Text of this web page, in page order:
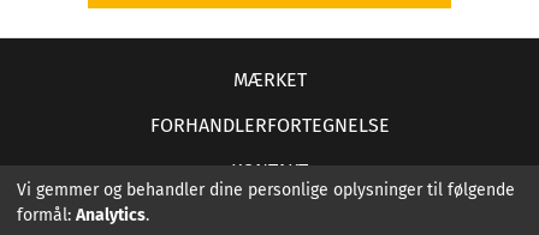
MÆRKET
FORHANDLERFORTEGNELSE
KONTAKT
Vi gemmer og behandler dine personlige oplysninger til følgende
formål: Analytics.